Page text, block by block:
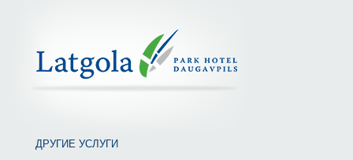
ДРУГИЕ УСЛУГИ